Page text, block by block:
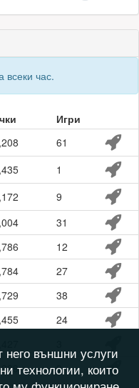
всеки час.
Игри
61
1
9
31
12
27
38
24
8
него външни услуги
технологии, които